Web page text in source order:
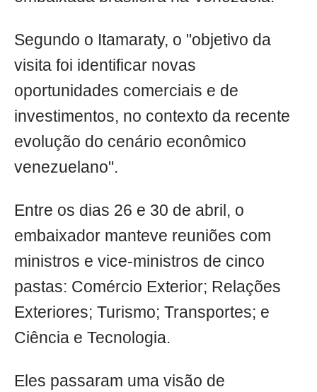
Segundo o Itamaraty, o "objetivo da
visita foi identificar novas
oportunidades comerciais e de
investimentos, no contexto da recente
evolução do cenário econômico
venezuelano".
Entre os dias 26 e 30 de abril, o
embaixador manteve reuniões com
ministros e vice-ministros de cinco
pastas: Comércio Exterior; Relações
Exteriores; Turismo; Transportes; e
Ciência e Tecnologia.
Eles passaram uma visão de